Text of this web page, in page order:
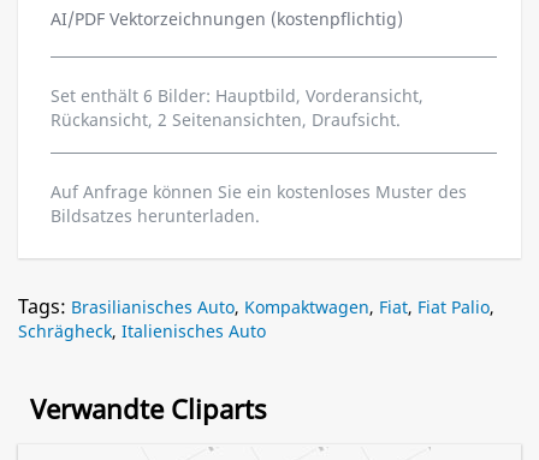
AI/PDF Vektorzeichnungen (kostenpflichtig)
Set enthält 6 Bilder: Hauptbild, Vorderansicht,
Rückansicht, 2 Seitenansichten, Draufsicht.
Auf Anfrage können Sie ein kostenloses Muster des
Bildsatzes herunterladen.
Tags: Brasilianisches Auto, Kompaktwagen, Fiat, Fiat Palio,
Schrägheck, Italienisches Auto
Verwandte Cliparts